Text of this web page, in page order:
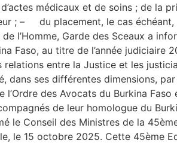
médicaux et de soins ; de la
; – du placement, le cas
l’Homme, Garde des Sceaux a
Faso, au titre de l’année
entre la Justice et les
dans ses différentes dimensions,
des Avocats du Burkina
de leur homologue du
le Conseil des Ministres de la
le 15 octobre 2025. Cette 45ème